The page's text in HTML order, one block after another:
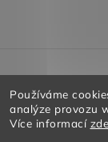
Používáme
analýze provozu
Více informací zde